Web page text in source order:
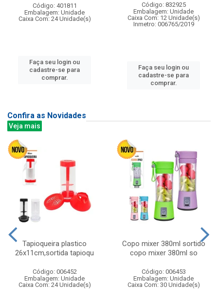
Código: 401811
Embalagem: Unidade
Caixa Com: 24 Unidade(s)
Faça seu login ou
cadastre-se para
comprar.
Código: 832925
Embalagem: Unidade
Caixa Com: 12 Unidade(s)
Inmetro: 006765/2019
Faça seu login ou
cadastre-se para
comprar.
Confira as Novidades
Veja mais
Tapioqueira plastico
26x11cm,sortida tapioqu
Código: 006452
Embalagem: Unidade
Caixa Com: 24 Unidade(s)
Copo mixer 380ml sortido
copo mixer 380ml so
Código: 006453
Embalagem: Unidade
Caixa Com: 30 Unidade(s)